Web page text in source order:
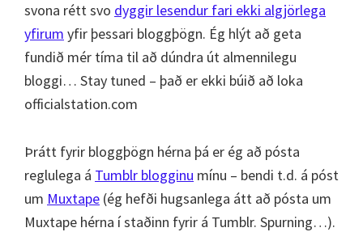
svona rétt svo dyggir lesendur fari ekki algjörlega
yfirum yfir þessari bloggþögn. Ég hlýt að geta
fundið mér tíma til að dúndra út almennilegu
bloggi… Stay tuned – það er ekki búið að loka
officialstation.com
Þrátt fyrir bloggþögn hérna þá er ég að pósta
reglulega á Tumblr blogginu mínu – bendi t.d. á póst
um Muxtape (ég hefði hugsanlega átt að pósta um
Muxtape hérna í staðinn fyrir á Tumblr. Spurning…).